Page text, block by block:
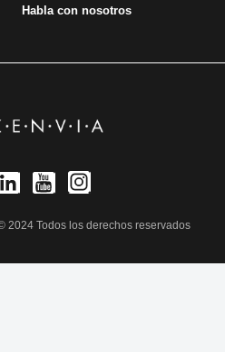
Habla con nosotros
2024 Todos los derechos reservados